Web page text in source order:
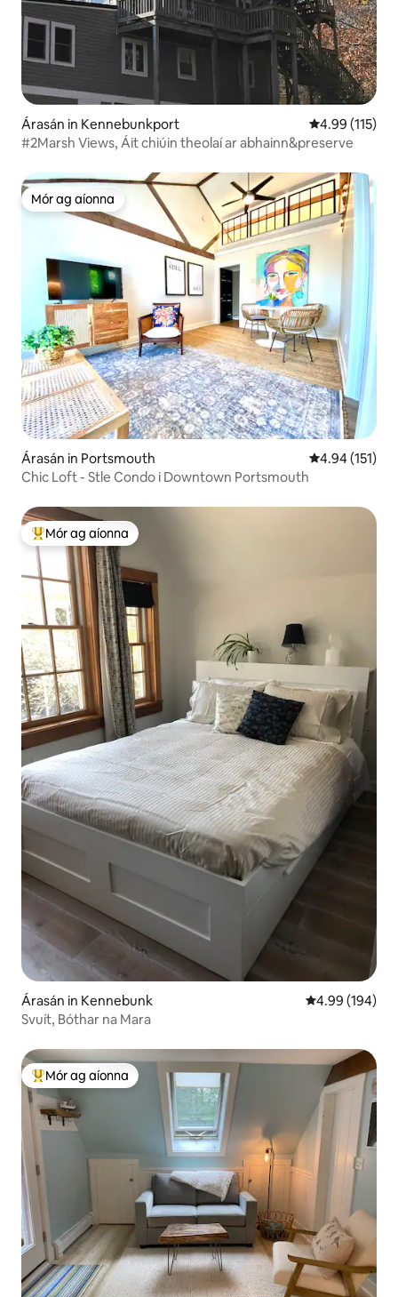
Árasán in Kennebunkport Meánrátáil
4.99 (115)
#2Marsh Views, Áit chiúin theolaí ar abhainn&preserve
Mór ag aíonna
Mór ag aíonna
Árasán in Portsmouth Meánrátáil
4.94 (151)
Chic Loft - Stle Condo i Downtown Portsmouth
An-mhór ag aíonna
Mór ag aíonna
Árasán in Kennebunk Meánrátáil
4.99 (194)
Svuít, Bóthar na Mara
An-mhór ag aíonna
Mór ag aíonna